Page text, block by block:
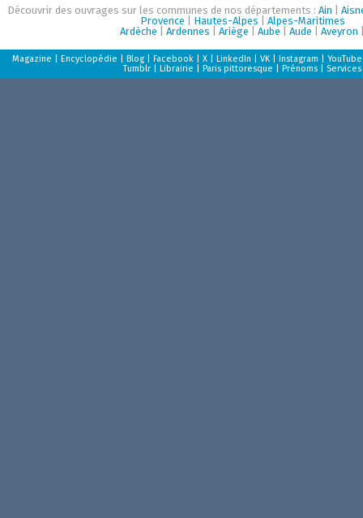
Découvrir des ouvrages sur les communes de nos départements :Ain |
Provence
Hautes-Alpes
Alpes-Maritimes
Ardèche |Ardennes |Ariège |Aube |Aude |Aveyron
Magazine |Encyclopédie |Blog |Facebook |X |LinkedIn |VK |Instagram |YouTube
Tumblr |Librairie |Paris pittoresque |Prénoms Services